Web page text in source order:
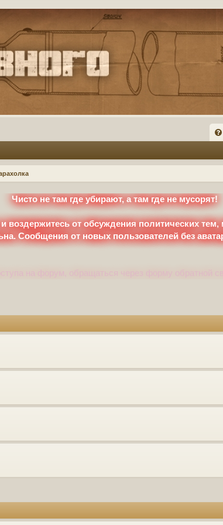
Q
Чисто не там где убирают, а там где не мусорят!
воздержитесь от обсуждения политических
Сообщения от новых пользователей без